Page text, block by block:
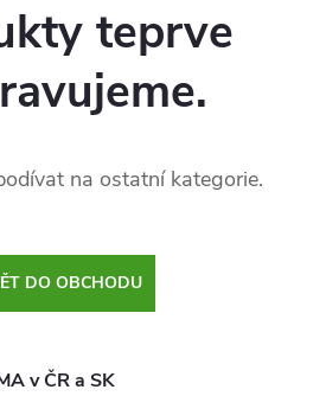
teprve
na ostatní kategorie.
DO OBCHODU
v ČR a SK